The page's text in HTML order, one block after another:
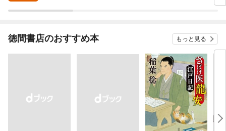
徳間書店のおすすめ本 もっと見る